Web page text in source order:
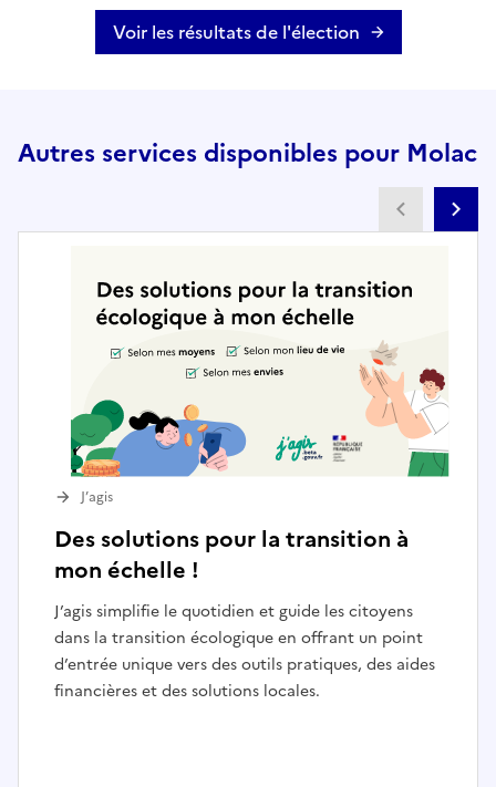
Voir les résultats de l'élection
Autres services disponibles pour Molac
Des solutions pour la transition à
mon échelle !
J’agis simplifie le quotidien et guide les citoyens
dans la transition écologique en offrant un point
d’entrée unique vers des outils pratiques, des aides
financières et des solutions locales.
J’agis